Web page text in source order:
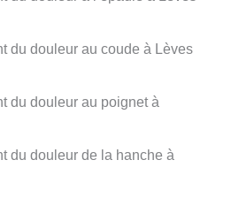
du douleur au coude à Lèves
du douleur au poignet à
du douleur de la hanche à